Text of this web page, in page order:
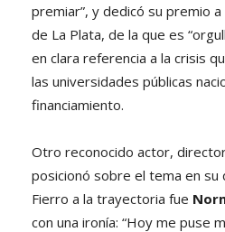
premiar”, y dedicó su premio
de La Plata, de la que es
en clara referencia a la crisis
las universidades públicas
financiamiento.
Otro reconocido actor,
posicionó sobre el tema en su
Fierro a la trayectoria fue
con una ironía: “Hoy me puse